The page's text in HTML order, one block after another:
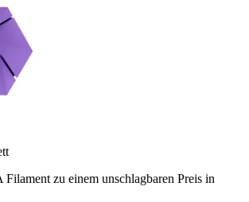
zu einem unschlagbaren Preis in